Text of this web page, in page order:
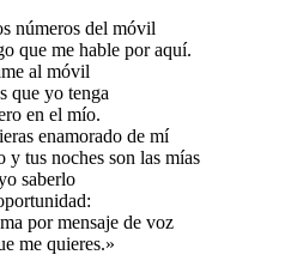
números del móvil
que me hable por aquí.
al móvil
que yo tenga
en el mío.
enamorado de mí
y tus noches son las mías
saberlo
por mensaje de voz
me quieres.»